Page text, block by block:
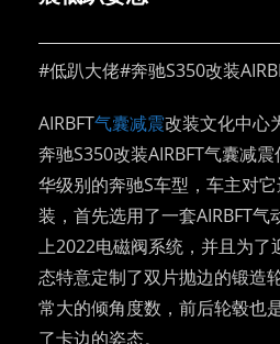
#低趴大佬#奔驰S350改装
AIRBFT气囊减震改装文化中心
奔驰S350改装AIRBFT气囊减
华级别的奔驰S车型，车主对
装，首先选用了一套AIRBFT
上2022电磁阀系统，并且为了
态特意定制了双片抛边的锻造
常大的倾角度数，前后轮毂也
了卡边的姿态。